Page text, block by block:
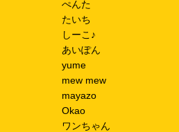
ぺんた
たいち
しーこ♪
あいぽん
yume
mew mew
mayazo
Okao
ワンちゃん